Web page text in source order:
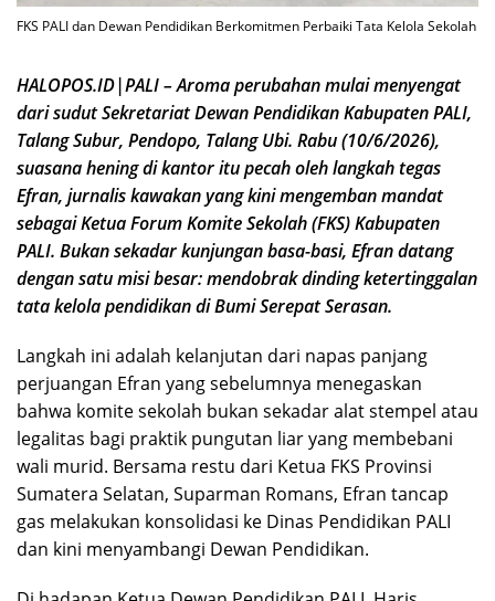
FKS PALI dan Dewan Pendidikan Berkomitmen Perbaiki Tata Kelola Sekolah
HALOPOS.ID|PALI – Aroma perubahan mulai menyengat
dari sudut Sekretariat Dewan Pendidikan Kabupaten PALI,
Talang Subur, Pendopo, Talang Ubi. Rabu (10/6/2026),
suasana hening di kantor itu pecah oleh langkah tegas
Efran, jurnalis kawakan yang kini mengemban mandat
sebagai Ketua Forum Komite Sekolah (FKS) Kabupaten
PALI. Bukan sekadar kunjungan basa-basi, Efran datang
dengan satu misi besar: mendobrak dinding ketertinggalan
tata kelola pendidikan di Bumi Serepat Serasan.
Langkah ini adalah kelanjutan dari napas panjang
perjuangan Efran yang sebelumnya menegaskan
bahwa komite sekolah bukan sekadar alat stempel atau
legalitas bagi praktik pungutan liar yang membebani
wali murid. Bersama restu dari Ketua FKS Provinsi
Sumatera Selatan, Suparman Romans, Efran tancap
gas melakukan konsolidasi ke Dinas Pendidikan PALI
dan kini menyambangi Dewan Pendidikan.